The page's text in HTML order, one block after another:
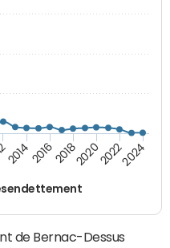
201420162018202020222024
de Bernac-Dessus